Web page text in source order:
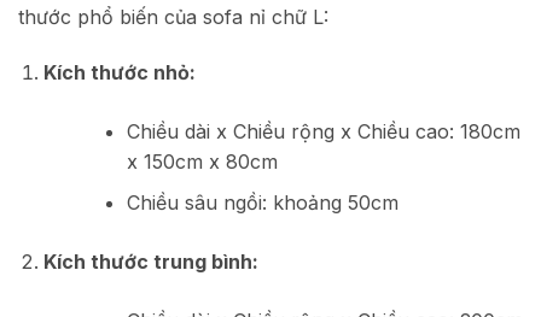
thước phổ biến của sofa nỉ chữ L:
Kích thước nhỏ:
Chiều dài x Chiều rộng x Chiều cao: 180cm
x 150cm x 80cm
Chiều sâu ngồi: khoảng 50cm
Kích thước trung bình: